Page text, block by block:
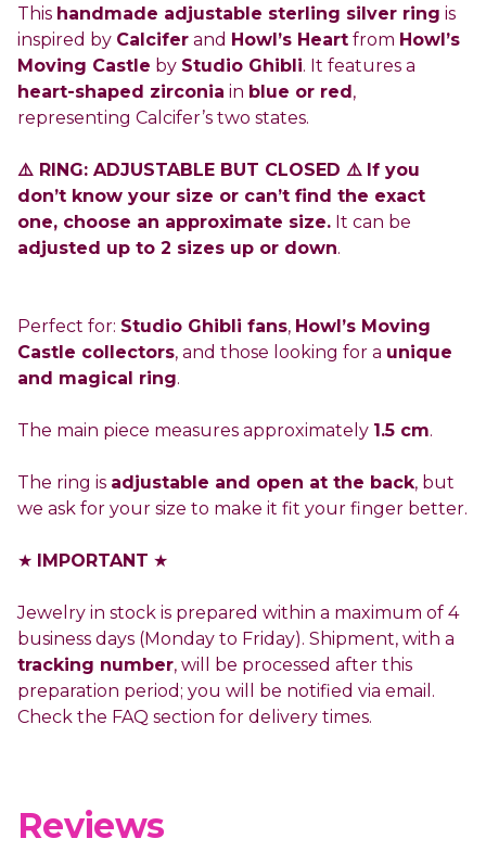
This handmade adjustable sterling silver ring is
inspired by Calcifer and Howl’s Heart from Howl’s
Moving Castle by Studio Ghibli. It features a
heart-shaped zirconia in blue or red,
representing Calcifer’s two states.
⚠️ RING: ADJUSTABLE BUT CLOSED ⚠️ If you
don’t know your size or can’t find the exact
one, choose an approximate size. It can be
adjusted up to 2 sizes up or down.
Perfect for: Studio Ghibli fans, Howl’s Moving
Castle collectors, and those looking for a unique
and magical ring.
The main piece measures approximately 1.5 cm.
The ring is adjustable and open at the back, but
we ask for your size to make it fit your finger better.
★ IMPORTANT ★
Jewelry in stock is prepared within a maximum of 4
business days (Monday to Friday). Shipment, with a
tracking number, will be processed after this
preparation period; you will be notified via email.
Check the FAQ section for delivery times.
Reviews